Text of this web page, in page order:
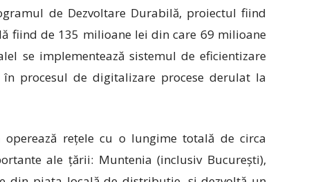
de Dezvoltare Durabilă, proiectul fiind
fiind de 135 milioane lei din care 69 milioane
se implementează sistemul de eficientizare
procesul de digitalizare procese derulat la
operează rețele cu o lungime totală de circa
ale țării: Muntenia (inclusiv București),